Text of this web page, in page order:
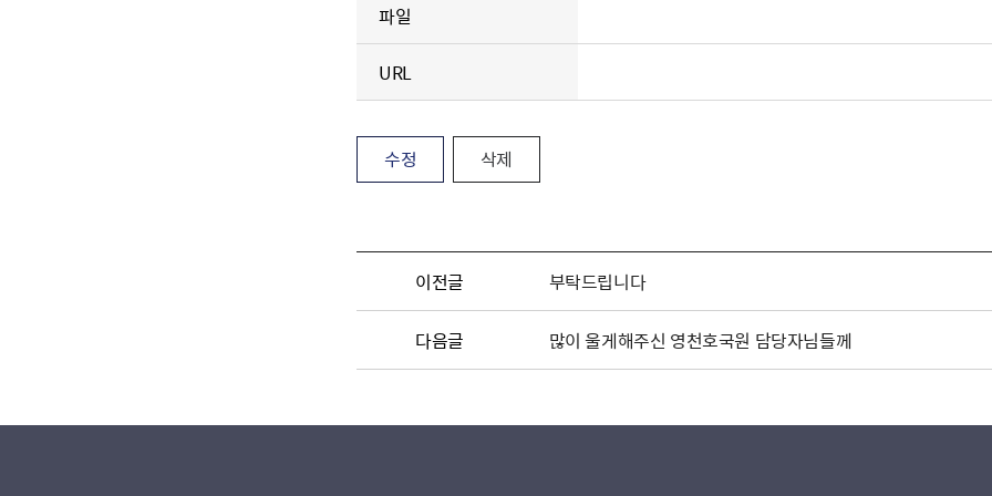
파일
URL
수정 삭제
이전글 부탁드립니다
다음글 많이 울게해주신 영천호국원 담당자님들께